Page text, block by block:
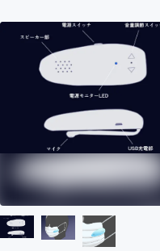
テクノロジー
映像・映画
ビジネス・起業
まちづくり・地
CAMPFIRE for